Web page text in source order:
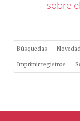
sobre
Búsquedas
Imprimir registros